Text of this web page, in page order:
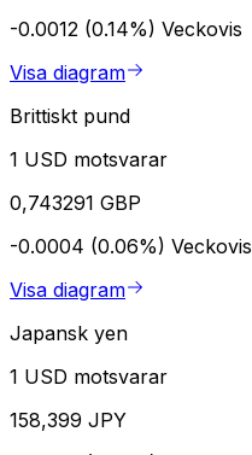
-0.0012 (0.14%) Veckovis
Visa diagram
Brittiskt pund
1 USD motsvarar
0,743291 GBP
-0.0004 (0.06%) Veckovis
Visa diagram
Japansk yen
1 USD motsvarar
158,399 JPY